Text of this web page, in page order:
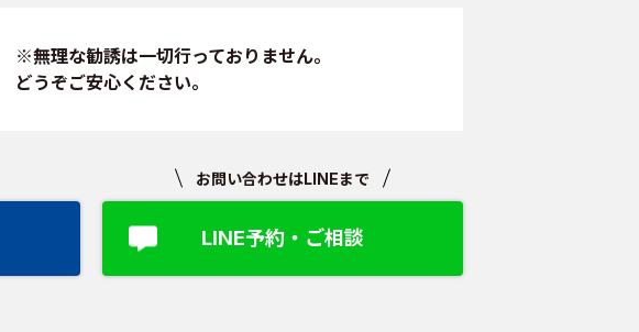
※無理な勧誘は一切行っておりません。
どうぞご安心ください。
お問い合わせはLINEまで
LINE予約・ご相談